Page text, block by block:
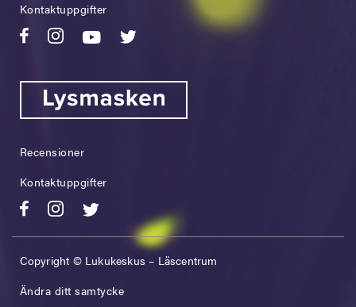
Kontaktuppgifter
Recensioner
Kontaktuppgifter
Copyright © Lukukeskus – Läscentrum
Ändra ditt samtycke